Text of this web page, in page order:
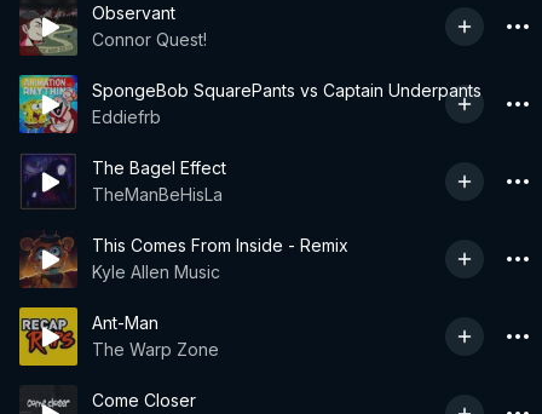
Observant
Connor Quest!
SpongeBob SquarePants vs Captain Underpants
Eddiefrb
The Bagel Effect
TheManBeHisLa
This Comes From Inside - Remix
Kyle Allen Music
Ant-Man
The Warp Zone
Come Closer